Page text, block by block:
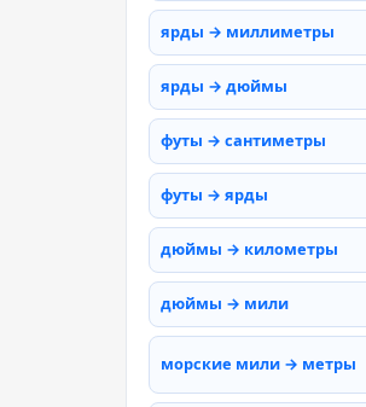
ярды → миллиметры
ярды → дюймы
футы → сантиметры
футы → ярды
дюймы → километры
дюймы → мили
морские мили → метры